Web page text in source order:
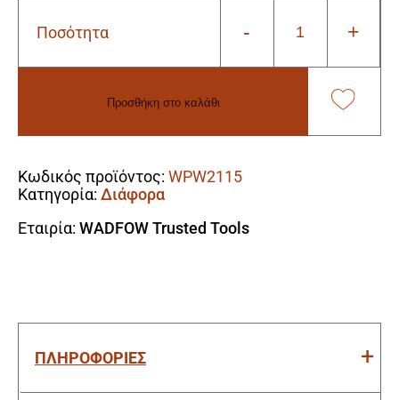
Ποσότητα -
Wadfow
ποσότητα
+
Προσθήκη στο καλάθι
Κωδικός προϊόντος: WPW2115
Κατηγορία: Διάφορα
Εταιρία: WADFOW Trusted Tools
ΠΛΗΡΟΦΟΡΙΕΣ